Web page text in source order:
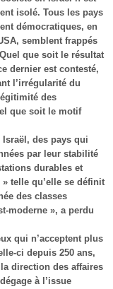
isolé. Tous les pays
démocratiques, en
semblent frappés
que soit le résultat
dernier est contesté,
l’irrégularité du
des
que soit le motif
Israël, des pays qui
par leur stabilité
durables et
telle qu’elle se définit
des classes
moderne », a perdu
qui n’acceptent plus
ci depuis 250 ans,
direction des affaires
à l’issue